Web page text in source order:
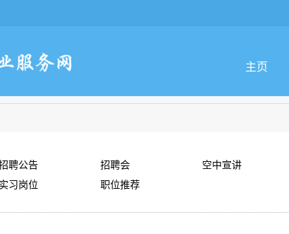
主页
聘公告 招聘会 空中宣讲
习岗位
职位推荐